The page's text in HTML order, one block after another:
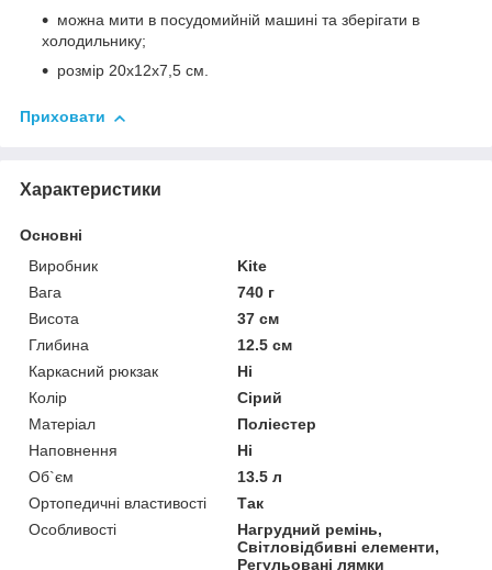
можна мити в посудомийній машині та зберігати в
холодильнику;
розмір 20х12х7,5 см.
Приховати
Характеристики
Основні
Виробник
Kite
Вага
740 г
Висота
37 см
Глибина
12.5 см
Каркасний рюкзак
Ні
Колір
Сірий
Матеріал
Поліестер
Наповнення
Ні
Об`єм
13.5 л
Ортопедичні властивості
Так
Особливості
Нагрудний ремінь,
Світловідбивні елементи,
Регульовані лямки